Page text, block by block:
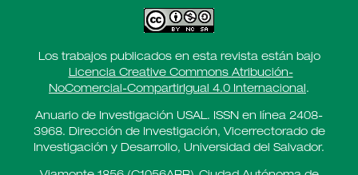
Los trabajos publicados en esta revista están bajo
Licencia Creative Commons Atribución-
NoComercial-CompartirIgual 4.0 Internacional.
Anuario de Investigación USAL. ISSN en línea 2408-
3968. Dirección de Investigación, Vicerrectorado de
Investigación y Desarrollo, Universidad del Salvador.